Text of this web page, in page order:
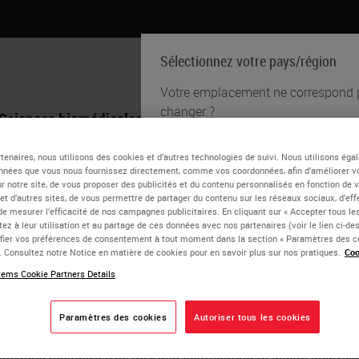
Sélectionnez votre pays/région
Votre emplacement ne
changer ?
English
Chaque pays/région peut avoir
de pratiques médicales. Les
notre site Web sont spécifiques
inclut (mais n'est pas limité à)
biomédicales Formation Assistance
Gray
Consultant – South West, Leica Biosystems
is an Applications Consultant at Leica Biosystems in the
interest in life science applications. Charlotte has a decade
with a BSc (Hons) Medical Science degree. She started
in Histology and was the lead for her trust’s
the University of Birmingham as Tissue Services Manager
multiplex IHC/ISH, and contributing to digital
nous utilisons des cookies et d’autres technologies de suivi. Nous utilisons
que vous nous fournissez directement, comme vos coordonnées, afin d’améliorer
notre site, de vous proposer des publicités et du contenu personnalisés en fonction de
d’autres sites, de vous permettre de partager du contenu sur les réseaux sociaux,
mesurer l’efficacité de nos campagnes publicitaires. En cliquant sur « Accepter tous
à leur utilisation et au partage de ces données avec nos partenaires (voir le lien ci-
vos préférences de consentement à tout moment dans la section « Paramètres des
Consultez notre Notice en matière de cookies pour en savoir plus sur nos pratiques.
Cookie Partners Details
Paramètres des cookies Autoriser tous les cookies